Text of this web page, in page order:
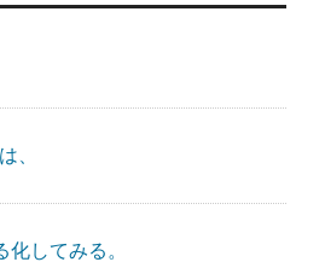
、
してみる。